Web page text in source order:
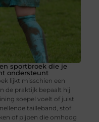
sportbroek die je
ondersteunt
lijkt misschien een
de praktijk bepaalt hij
soepel voelt of juist
tailleband, stof
of pijpen die omhoog